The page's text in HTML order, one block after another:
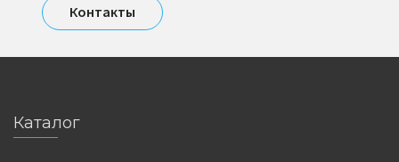
Контакты
Каталог